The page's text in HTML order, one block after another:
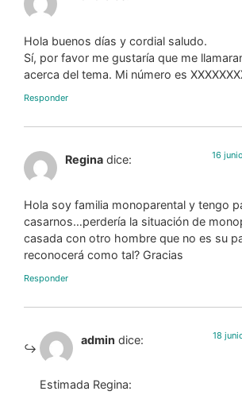
Hola buenos días y cordial saludo.
Sí, por favor me gustaría que me
acerca del tema. Mi número es
Responder
Regina dice: 16
Hola soy familia monoparental y tengo
casarnos…perdería la situación de
casada con otro hombre que no es su
reconocerá como tal? Gracias
Responder
admin dice: 18
Estimada Regina: